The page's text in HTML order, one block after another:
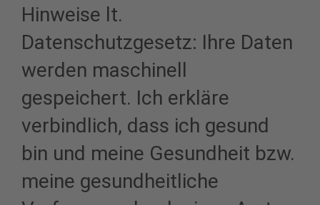
Hinweise lt.
Datenschutzgesetz: Ihre Daten
werden maschinell
gespeichert. Ich erkläre
verbindlich, dass ich gesund
bin und meine Gesundheit bzw.
meine gesundheitliche